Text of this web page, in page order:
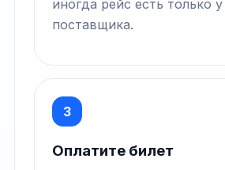
иногда рейс есть только
поставщика.
3
Оплатите билет